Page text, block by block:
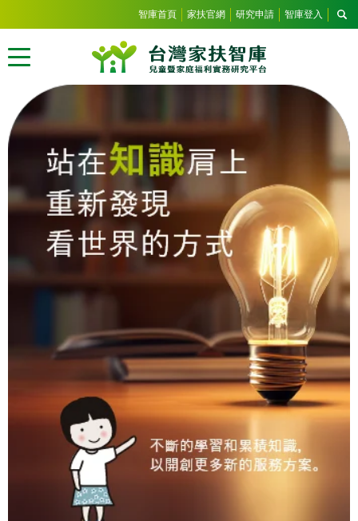
智庫首頁 家扶官網 研究申請 智庫登入